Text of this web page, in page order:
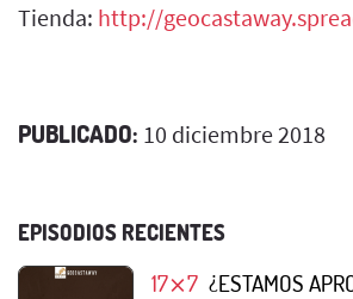
Tienda: http://
PUBLICADO: 10 diciembre 2018
EPISODIOS RECIENTES
17⨯7 ¿ESTAMOS